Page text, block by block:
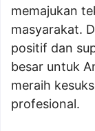
memajukan
masyarakat.
positif dan
besar untuk
meraih
profesional.